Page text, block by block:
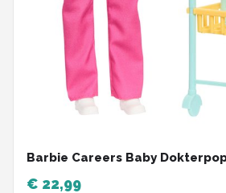
Barbie Careers Baby
€ 22,99